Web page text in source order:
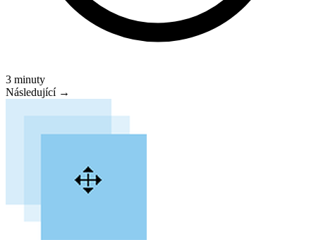
3 minuty
Následující →